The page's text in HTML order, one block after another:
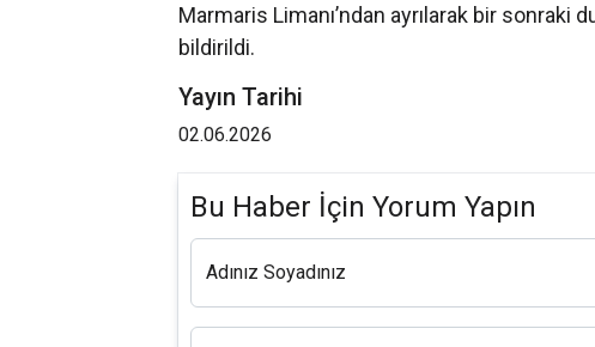
Marmaris Limanı’ndan ayrılarak bir sonraki
bildirildi.
Yayın Tarihi
02.06.2026
Bu Haber İçin Yorum Yapın
Adınız Soyadınız